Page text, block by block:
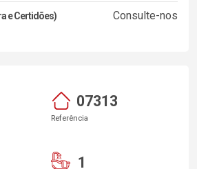
e Certidões) Consulte-nos
07313
Referência
1